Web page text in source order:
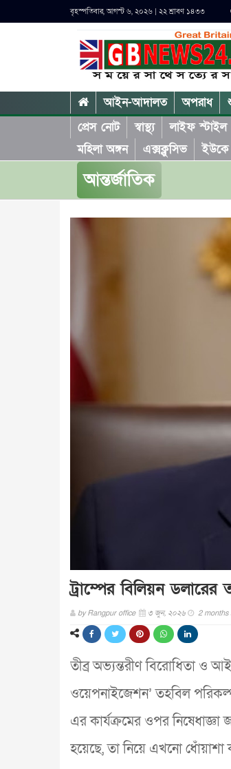
বৃহস্পতিবার, আগস্ট ৬, ২০২৬ | ২২ শ্রাবণ ১৪৩৩
আইন-আদালত অপরাধ
প্রেস নোট
স্বাস্থ্য লাইফ স্টাইল
মহিলা অঙ্গন
এক্সক্লুসিভ ইউকে
আন্তর্জাতিক
ট্রাম্পের বিলিয়ন
byRangpur office ৩ জুন, ২০২৬ 2 months
তীব্র অভ্যন্তরীণ বিরোধিতা ও
ওয়েপনাইজেশন’ তহবিল
এর কার্যক্রমের ওপর নিষেধাজ্ঞা
হয়েছে, তা নিয়ে এখনো ধোঁয়াশা